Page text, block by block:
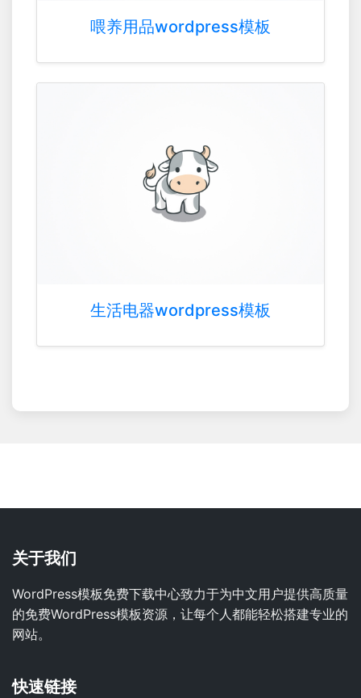
喂养用品wordpress模板
生活电器wordpress模板
关于我们
WordPress模板免费下载中心致力于为中文用户提供高质量
的免费WordPress模板资源，让每个人都能轻松搭建专业的
网站。
快速链接